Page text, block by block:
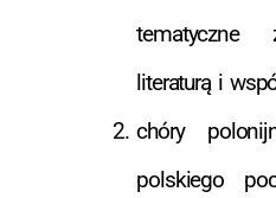
literaturą i
chóry
polskiego